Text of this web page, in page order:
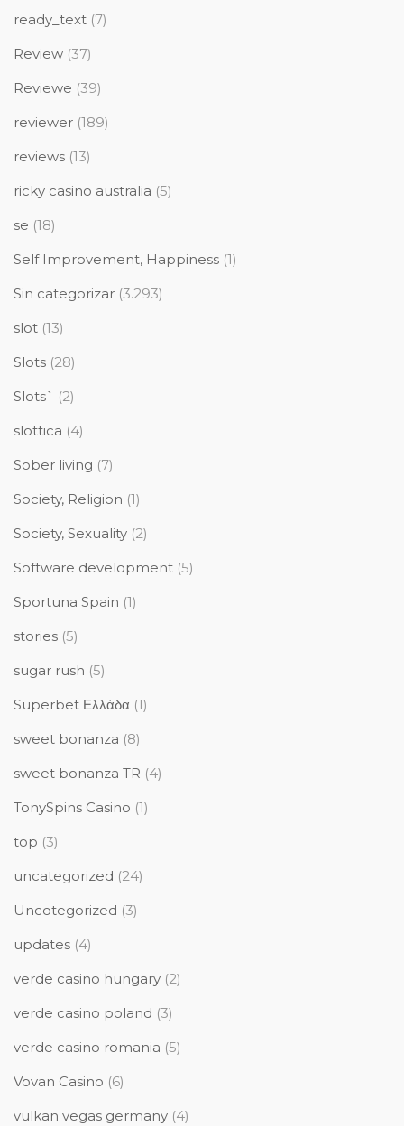
ready_text (7)
Review (37)
Reviewe (39)
reviewer (189)
reviews (13)
ricky casino australia (5)
se (18)
Self Improvement, Happiness (1)
Sin categorizar (3.293)
slot (13)
Slots (28)
Slots` (2)
slottica (4)
Sober living (7)
Society, Religion (1)
Society, Sexuality (2)
Software development (5)
Sportuna Spain (1)
stories (5)
sugar rush (5)
Superbet Ελλάδα (1)
sweet bonanza (8)
sweet bonanza TR (4)
TonySpins Casino (1)
top (3)
uncategorized (24)
Uncotegorized (3)
updates (4)
verde casino hungary (2)
verde casino poland (3)
verde casino romania (5)
Vovan Casino (6)
vulkan vegas germany (4)